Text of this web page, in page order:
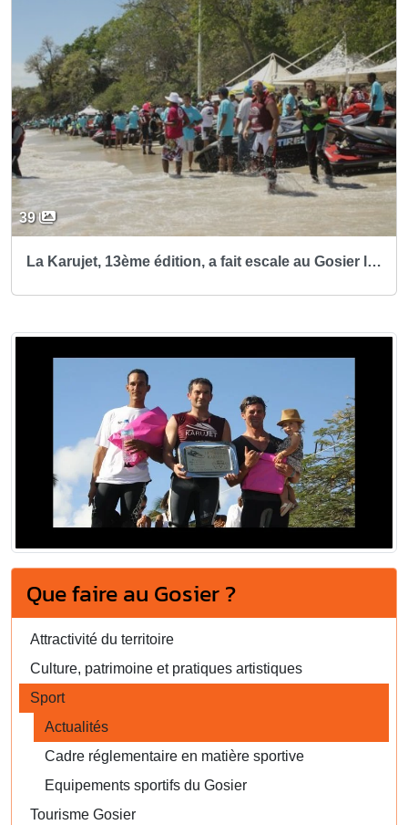
39
La Karujet, 13ème édition, a fait escale au Gosier le jeudi 25 mars 2010
Que faire au Gosier ?
Attractivité du territoire
Culture, patrimoine et pratiques artistiques
Sport
Actualités
Cadre réglementaire en matière sportive
Equipements sportifs du Gosier
Tourisme Gosier